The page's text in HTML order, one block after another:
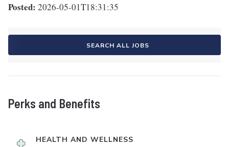
Posted: 2026-05-01T18:31:35
SEARCH ALL JOBS
Perks and Benefits
HEALTH AND WELLNESS